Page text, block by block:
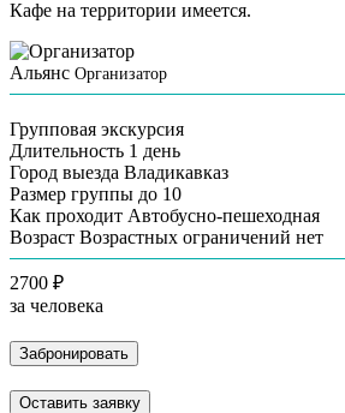
Кафе на территории имеется.
Альянс Организатор
Групповая экскурсия
Длительность 1 день
Город выезда Владикавказ
Размер группы до 10
Как проходит Автобусно-пешеходная
Возраст Возрастных ограничений нет
2700 ₽
за человека
Забронировать
Оставить заявку